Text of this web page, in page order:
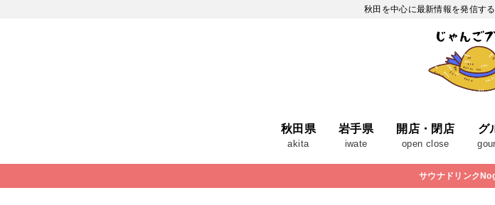
秋田を中心に最新情報を発信す
秋田県
akita
岩手県
iwate
開店・閉店
open close
グ
サウナドリンク